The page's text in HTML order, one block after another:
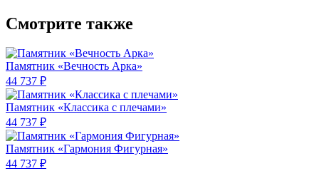
Смотрите также
Памятник «Вечность Арка»
44 737 ₽
Памятник «Классика c плечами»
44 737 ₽
Памятник «Гармония Фигурная»
44 737 ₽